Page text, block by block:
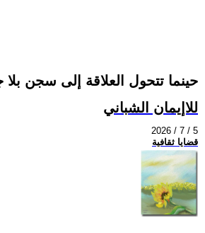
حينما تتحول العلاقة إلى سجن بلا
للاإيمان الشباني
2026 / 7 / 5
قضايا ثقافية